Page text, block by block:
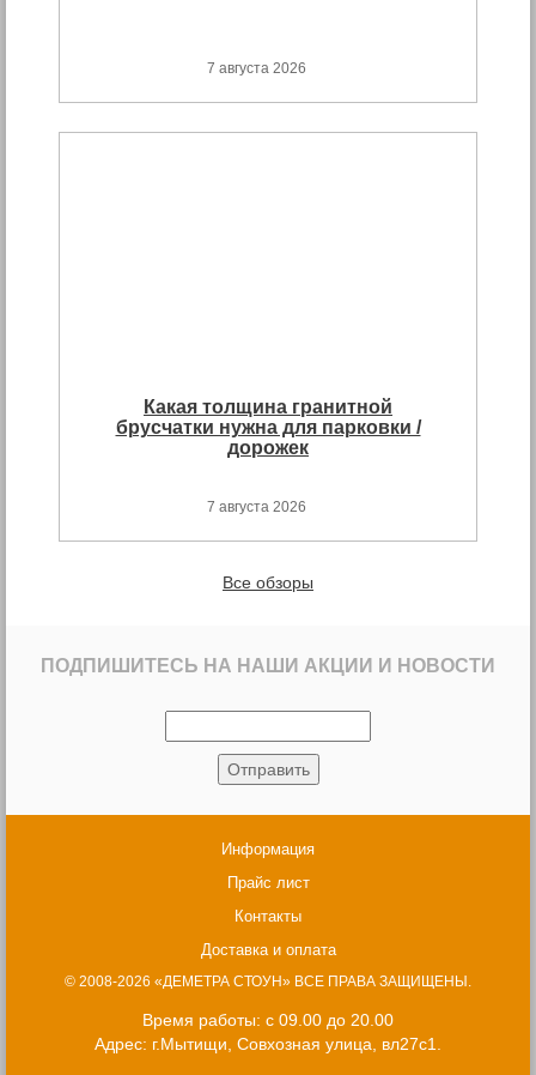
7 августа 2026
Какая толщина гранитной
брусчатки нужна для парковки /
дорожек
7 августа 2026
Все обзоры
ПОДПИШИТЕСЬ НА НАШИ АКЦИИ И НОВОСТИ
Информация
Прайс лист
Контакты
Доставка и оплата
© 2008-2026 «ДЕМЕТРА СТОУН» ВСЕ ПРАВА ЗАЩИЩЕНЫ.
Время работы: с 09.00 до 20.00
Адрес: г.Мытищи, Совхозная улица, вл27с1.